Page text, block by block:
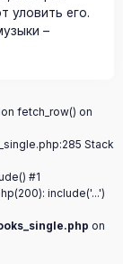
уловить его.
–
fetch_row() on
Stack
#1
include('...')
on